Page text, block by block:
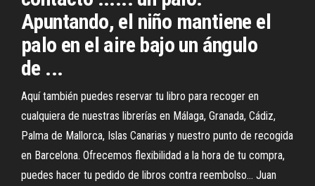
Apuntando, el niño mantiene el
palo en el aire bajo un ángulo
de ...
Aquí también puedes reservar tu libro para recoger en
cualquiera de nuestras librerías en Málaga, Granada, Cádiz,
Palma de Mallorca, Islas Canarias y nuestro punto de recogida
en Barcelona. Ofrecemos flexibilidad a la hora de tu compra,
puedes hacer tu pedido de libros contra reembolso... Juan